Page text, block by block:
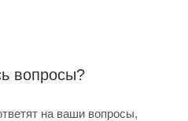
вопросы?
на ваши вопросы,